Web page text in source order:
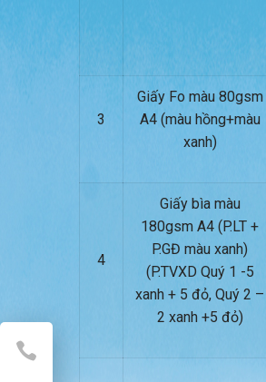
3
Giấy Fo màu 80gsm
A4 (màu hồng+màu
xanh)
4
Giấy bìa màu
180gsm A4 (P.LT +
P.GĐ màu xanh)
(P.TVXD Quý 1 -5
xanh + 5 đỏ, Quý 2 –
2 xanh +5 đỏ)